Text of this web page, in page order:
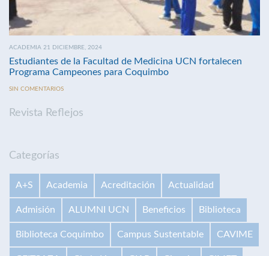
ACADEMIA 21 DICIEMBRE, 2024
Estudiantes de la Facultad de Medicina UCN fortalecen
Programa Campeones para Coquimbo
SIN COMENTARIOS
Revista Reflejos
Categorías
A+S Academia Acreditación Actualidad
Admisión ALUMNI UCN Beneficios Biblioteca
Biblioteca Coquimbo Campus Sustentable CAVIME